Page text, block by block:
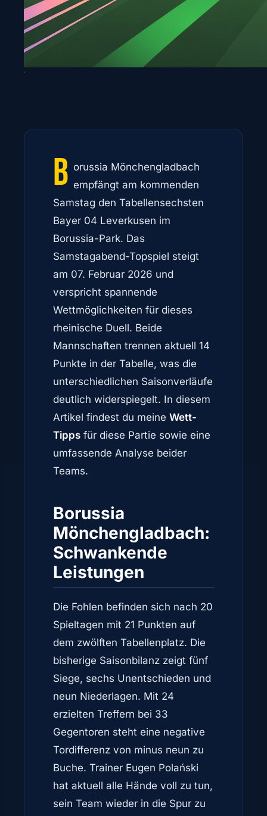
B orussia Mönchengladbach
empfängt am kommenden
Samstag den Tabellensechsten
Bayer 04 Leverkusen im
Borussia-Park. Das
Samstagabend-Topspiel steigt
am 07. Februar 2026 und
verspricht spannende
Wettmöglichkeiten für dieses
rheinische Duell. Beide
Mannschaften trennen aktuell 14
Punkte in der Tabelle, was die
unterschiedlichen Saisonverläufe
deutlich widerspiegelt. In diesem
Artikel findest du meine Wett-
Tipps für diese Partie sowie eine
umfassende Analyse beider
Teams.
Borussia
Mönchengladbach:
Schwankende
Leistungen
Die Fohlen befinden sich nach 20
Spieltagen mit 21 Punkten auf
dem zwölften Tabellenplatz. Die
bisherige Saisonbilanz zeigt fünf
Siege, sechs Unentschieden und
neun Niederlagen. Mit 24
erzielten Treffern bei 33
Gegentoren steht eine negative
Tordifferenz von minus neun zu
Buche. Trainer Eugen Polański
hat aktuell alle Hände voll zu tun,
sein Team wieder in die Spur zu